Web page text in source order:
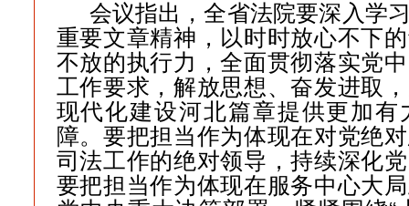
会议指出，全省法院要深入学
重要文章精神，以时时放心不下
不放的执行力，全面贯彻落实党
工作要求，解放思想、奋发进取
现代化建设河北篇章提供更加有
障。要把担当作为体现在对党绝
司法工作的绝对领导，持续深化
要把担当作为体现在服务中心大